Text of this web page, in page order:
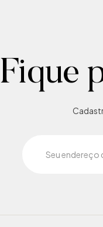
Fique